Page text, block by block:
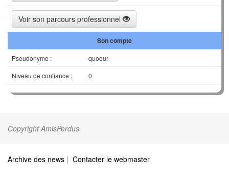
Voir son parcours professionnel
Son compte
Pseudonyme :
quoeur
Niveau de confiance :
0
Copyright AmisPerdus
Archive des news | Contacter le webmaster